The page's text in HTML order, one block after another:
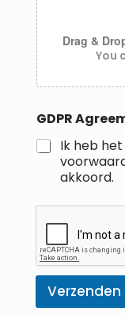
c
u
m
e
n
t
n
Drag &
You
GDPR
Ik heb het
akkoord.
Verzenden